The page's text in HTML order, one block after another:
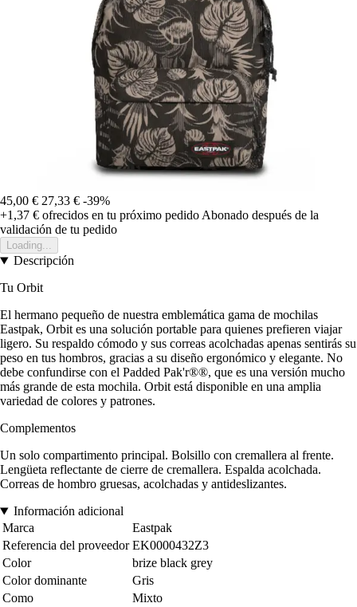
45,00 € 27,33 € -39%
+1,37 € ofrecidos en tu próximo pedido Abonado después de la
validación de tu pedido
Loading...
Descripción
Tu Orbit
El hermano pequeño de nuestra emblemática gama de mochilas
Eastpak, Orbit es una solución portable para quienes prefieren viajar
ligero. Su respaldo cómodo y sus correas acolchadas apenas sentirás su
peso en tus hombros, gracias a su diseño ergonómico y elegante. No
debe confundirse con el Padded Pak'r®®, que es una versión mucho
más grande de esta mochila. Orbit está disponible en una amplia
variedad de colores y patrones.
Complementos
Un solo compartimento principal. Bolsillo con cremallera al frente.
Lengüeta reflectante de cierre de cremallera. Espalda acolchada.
Correas de hombro gruesas, acolchadas y antideslizantes.
Información adicional
Marca
Eastpak
Referencia del proveedor EK0000432Z3
Color
brize black grey
Color dominante
Gris
Como
Mixto